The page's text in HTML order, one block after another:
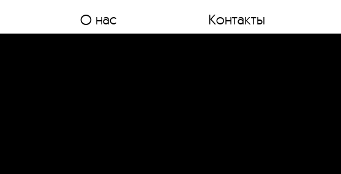
О нас Контакты